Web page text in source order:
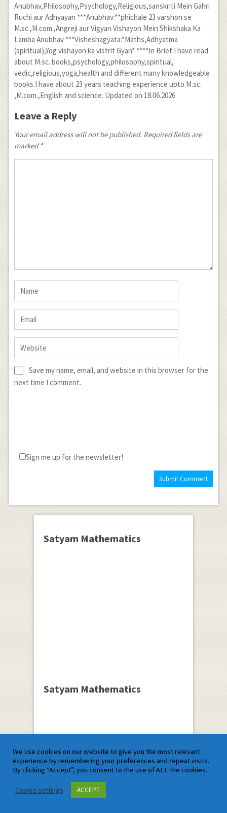
Anubhav,Philosophy,Psychology,Religious,sanskriti Mein Gahri
Ruchi aur Adhyayan ***Anubhav:**phichale 23 varshon se
M.sc.,M.com.,Angreji aur Vigyan Vishayon Mein Shikshaka Ka
Lamba Anubhav ***Visheshagyata:*Maths,Adhyatma
(spiritual),Yog vishayon ka vistrit Gyan* ****In Brief:I have read
about M.sc. books,psychology,philosophy,spiritual,
vedic,religious,yoga,health and different many knowledgeable
books.I have about 23 years teaching experience upto M.sc.
,M.com.,English and science. Updated on 18.06.2026
Leave a Reply
Your email address will not be published. Required fields are
marked *
Save my name, email, and website in this browser for the
next time I comment.
Sign me up for the newsletter!
Satyam Mathematics
Satyam Mathematics
We use cookies on our website to give you the most relevant
experience by remembering your preferences and repeat visits.
By clicking “Accept”, you consent to the use of ALL the cookies.
Cookie settings ACCEPT